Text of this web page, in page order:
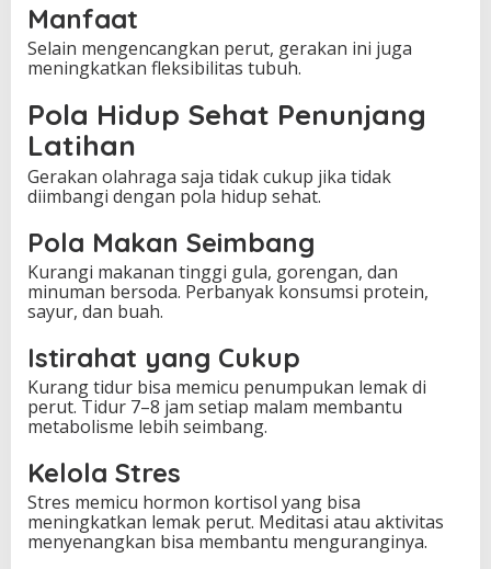
Manfaat
Selain mengencangkan perut, gerakan ini juga
meningkatkan fleksibilitas tubuh.
Pola Hidup Sehat Penunjang
Latihan
Gerakan olahraga saja tidak cukup jika tidak
diimbangi dengan pola hidup sehat.
Pola Makan Seimbang
Kurangi makanan tinggi gula, gorengan, dan
minuman bersoda. Perbanyak konsumsi protein,
sayur, dan buah.
Istirahat yang Cukup
Kurang tidur bisa memicu penumpukan lemak di
perut. Tidur 7–8 jam setiap malam membantu
metabolisme lebih seimbang.
Kelola Stres
Stres memicu hormon kortisol yang bisa
meningkatkan lemak perut. Meditasi atau aktivitas
menyenangkan bisa membantu menguranginya.